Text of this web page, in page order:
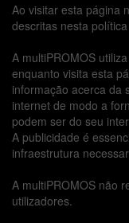
Ao visitar esta página
descritas nesta
A multiPROMOS
enquanto visita esta
informação acerca da
internet de modo a
podem ser do seu
A publicidade é
infraestrutura
A multiPROMOS não
utilizadores.